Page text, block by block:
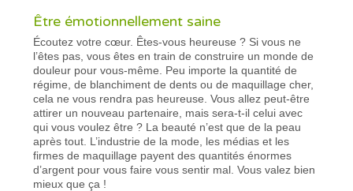
Être émotionnellement saine
Écoutez votre cœur. Êtes-vous heureuse ? Si vous ne
l’êtes pas, vous êtes en train de construire un monde de
douleur pour vous-même. Peu importe la quantité de
régime, de blanchiment de dents ou de maquillage cher,
cela ne vous rendra pas heureuse. Vous allez peut-être
attirer un nouveau partenaire, mais sera-t-il celui avec
qui vous voulez être ? La beauté n’est que de la peau
après tout. L’industrie de la mode, les médias et les
firmes de maquillage payent des quantités énormes
d’argent pour vous faire vous sentir mal. Vous valez bien
mieux que ça !